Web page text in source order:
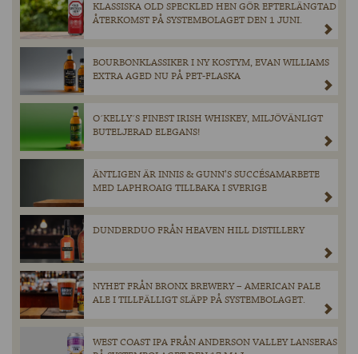
KLASSISKA OLD SPECKLED HEN GÖR EFTERLÄNGTAD
ÅTERKOMST PÅ SYSTEMBOLAGET DEN 1 JUNI.
BOURBONKLASSIKER I NY KOSTYM, EVAN WILLIAMS
EXTRA AGED NU PÅ PET-FLASKA
O´KELLY´S FINEST IRISH WHISKEY, MILJÖVÄNLIGT
BUTELJERAD ELEGANS!
ÄNTLIGEN ÄR INNIS & GUNN’S SUCCÉSAMARBETE
MED LAPHROAIG TILLBAKA I SVERIGE
DUNDERDUO FRÅN HEAVEN HILL DISTILLERY
NYHET FRÅN BRONX BREWERY – AMERICAN PALE
ALE I TILLFÄLLIGT SLÄPP PÅ SYSTEMBOLAGET.
WEST COAST IPA FRÅN ANDERSON VALLEY LANSERAS